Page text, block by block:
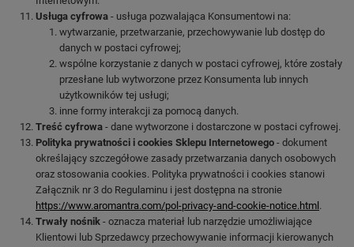
Usługa cyfrowa - usługa pozwalająca Konsumentowi na:
wytwarzanie, przetwarzanie, przechowywanie lub dostęp do
danych w postaci cyfrowej;
wspólne korzystanie z danych w postaci cyfrowej, które zostały
przesłane lub wytworzone przez Konsumenta lub innych
użytkowników tej usługi;
inne formy interakcji za pomocą danych.
Treść cyfrowa - dane wytworzone i dostarczone w postaci cyfrowej.
Polityka prywatności i cookies Sklepu Internetowego - dokument
określający szczegółowe zasady przetwarzania danych osobowych
oraz stosowania cookies. Polityka prywatności i cookies stanowi
Załącznik nr 3 do Regulaminu i jest dostępna na stronie
https://www.aromantra.com/pol-privacy-and-cookie-notice.html .
Trwały nośnik - oznacza materiał lub narzędzie umożliwiające
Klientowi lub Sprzedawcy przechowywanie informacji kierowanych